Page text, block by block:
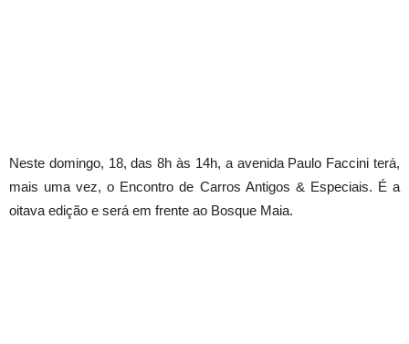
Neste domingo, 18, das 8h às 14h, a avenida Paulo Faccini terá,
mais uma vez, o Encontro de Carros Antigos & Especiais. É a
oitava edição e será em frente ao Bosque Maia.